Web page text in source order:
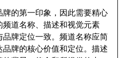
牌的第一印象，因此需要精心
频道名称、描述和视觉元素
品牌定位一致。频道名称应简
牌的核心价值和定位。描述